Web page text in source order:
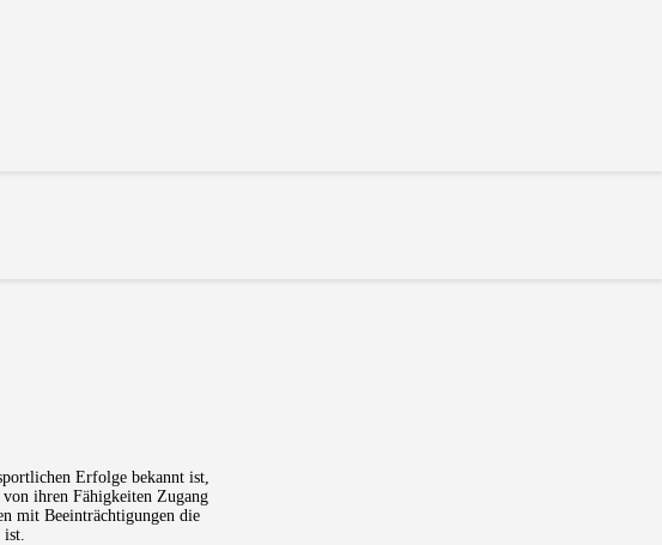
Erfolge bekannt ist,
ihren Fähigkeiten Zugang
mit Beeinträchtigungen die
ist.